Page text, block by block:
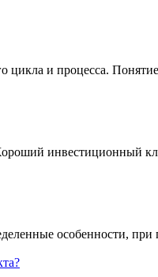
цикла и процесса.
инвестиционный
особенности,